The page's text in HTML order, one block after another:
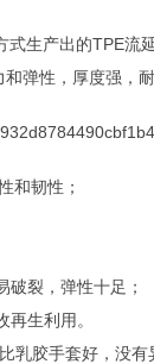
生产出的TPE流
弹性，厚度强，
和韧性；
裂，弹性十足；
生利用。
乳胶手套好，没